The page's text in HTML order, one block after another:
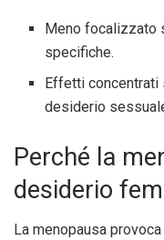
Meno focalizzato
specifiche.
Effetti concentrati
desiderio
Perché la
desiderio
La menopausa